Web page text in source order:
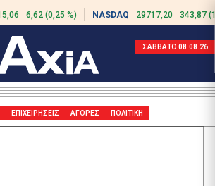
6,62 (0,25 %) NASDAQ 29717,20 343,87
ΣΑΒΒΑΤΟ 08.08.26
ΕΠΙΧΕΙΡΗΣΕΙΣ ΑΓΟΡΕΣ ΠΟΛΙΤΙΚΗ